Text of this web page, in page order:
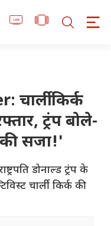
किर्क
ट्रंप बोले-
की सजा!'
डोनाल्ड ट्रंप के
चार्ली किर्क की